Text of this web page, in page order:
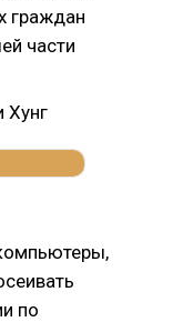
граждан
части
Хунг
по